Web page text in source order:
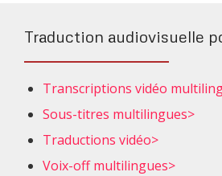
Traduction audiovisuelle
Transcriptions vidéo
Sous-titres multilingues>
Traductions vidéo>
Voix-off multilingues>